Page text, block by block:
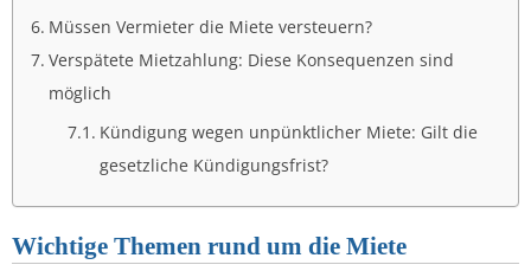
Müssen Vermieter die Miete versteuern?
Verspätete Mietzahlung: Diese Konsequenzen sind
möglich
Kündigung wegen unpünktlicher Miete: Gilt die
gesetzliche Kündigungsfrist?
Wichtige Themen rund um die Miete